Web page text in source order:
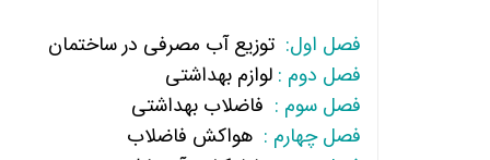
فصل اول: توزیع آب مصرفی در ساختمان
فصل دوم : لوازم بهداشتی
فصل سوم : فاضلاب بهداشتی
فصل چهارم : هواکش فاضلاب